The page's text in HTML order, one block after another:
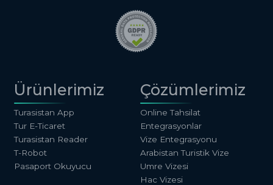
Ürünlerimiz
Turasistan App
Tur E-Ticaret
Turasistan Reader
T-Robot
Pasaport Okuyucu
Çözümlerimiz
Online Tahsilat
Entegrasyonlar
Vize Entegrasyonu
Arabistan Turistik Vize
Umre Vizesi
Hac Vizesi